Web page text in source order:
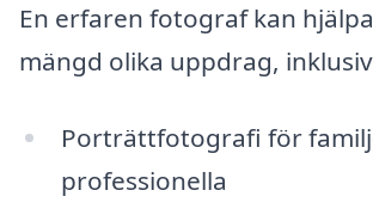
En erfaren fotograf kan
mängd olika uppdrag,
Porträttfotografi för
professionella